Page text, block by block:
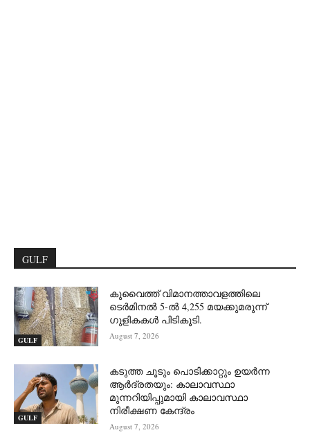
GULF
GULF
കുവൈത്ത് വിമാനത്താവളത്തിലെ
ടെർമിനൽ 5-ൽ 4,255 മയക്കുമരുന്ന്
ഗുളികകൾ പിടികൂടി.
August 7, 2026
GULF
കടുത്ത ചൂടും പൊടിക്കാറ്റും ഉയർന്ന
ആർദ്രതയും: കാലാവസ്ഥാ
മുന്നറിയിപ്പുമായി കാലാവസ്ഥാ
നിരീക്ഷണ കേന്ദ്രം
August 7, 2026